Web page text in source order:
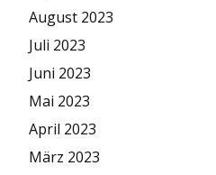
August 2023
Juli 2023
Juni 2023
Mai 2023
April 2023
März 2023